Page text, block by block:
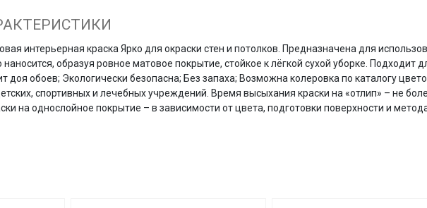
интерьерная краска Ярко для окраски стен и потолков. Предназначена для
образуя ровное матовое покрытие, стойкое к лёгкой сухой уборке. Подходит
доя обоев; Экологически безопасна; Без запаха; Возможна колеровка по каталогу
спортивных и лечебных учреждений. Время высыхания краски на «отлип» – не
на однослойное покрытие – в зависимости от цвета, подготовки поверхности и
Получайте товарвыбранный способом